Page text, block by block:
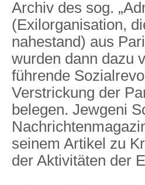
Archiv des sog.
(Exilorganisation,
nahestand) aus
wurden dann dazu
führende
Verstrickung der
belegen. Jewgeni
seinem Artikel zu
der Aktivitäten der